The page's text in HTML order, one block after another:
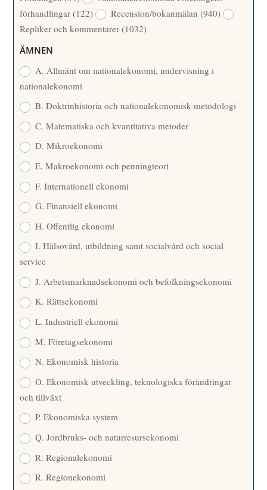
T
A
R
förhandlingar(122) Recension/bokanmälan(940)
Repliker och kommentarer(1032)
ÄMNEN
A. Allmänt om nationalekonomi, undervisning i
nationalekonomi
B. Doktrinhistoria och nationalekonomisk metodologi
C. Matematiska och kvantitativa metoder
D. Mikroekonomi
E. Makroekonomi och penningteori
F. Internationell ekonomi
G. Finansiell ekonomi
H. Offentlig ekonomi
I. Hälsovård, utbildning samt socialvård och social
service
J. Arbetsmarknadsekonomi och befolkningsekonomi
K. Rättsekonomi
L. Industriell ekonomi
M. Företagsekonomi
N. Ekonomisk historia
O. Ekonomisk utveckling, teknologiska förändringar
och tillväxt
P. Ekonomiska system
Q. Jordbruks- och naturresursekonomi
R. Regionalekonomi
R. Regionekonomi